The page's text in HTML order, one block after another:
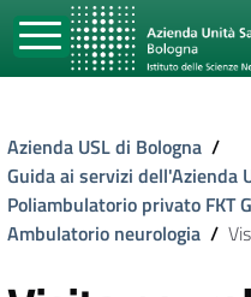
Azienda USL di Bologna /
Guida ai servizi dell'Azienda
Poliambulatorio privato FKT
Ambulatorio neurologia /